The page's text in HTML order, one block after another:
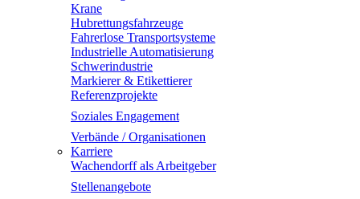
Krane
Hubrettungsfahrzeuge
Fahrerlose Transportsysteme
Industrielle Automatisierung
Schwerindustrie
Markierer & Etikettierer
Referenzprojekte
Soziales Engagement
Verbände / Organisationen
Karriere
Wachendorff als Arbeitgeber
Stellenangebote